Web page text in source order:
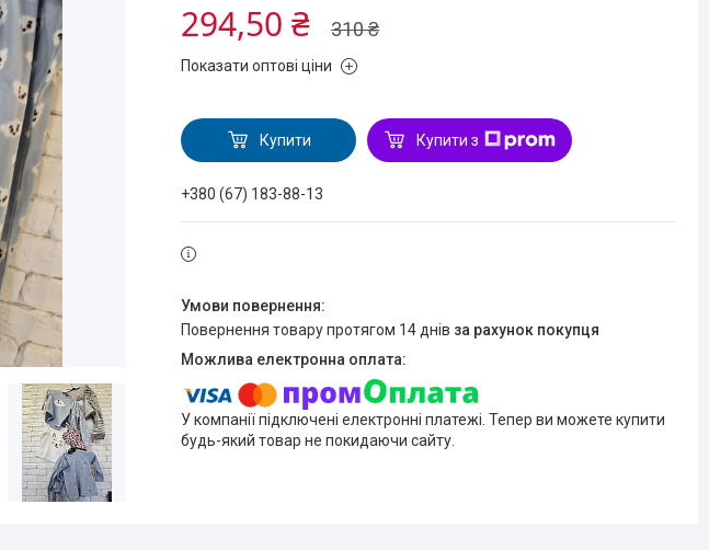
310 ₴
294,50 ₴
Показати оптові ціни
Купити Купити з
+380 (67) 183-88-13
повернення товару протягом 14 днів за рахунок покупця
У компанії підключені електронні платежі. Тепер ви можете купити
будь-який товар не покидаючи сайту.